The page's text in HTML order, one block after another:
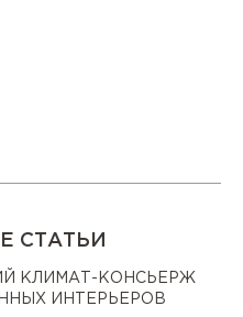
СТАТЬИ
КЛИМАТ-КОНСЬЕРЖ
ИНТЕРЬЕРОВ